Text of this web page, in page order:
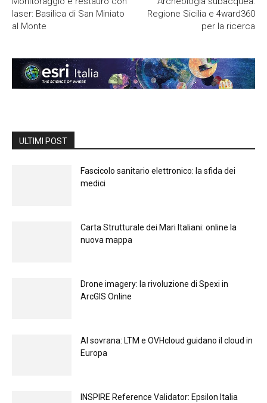
laser: Basilica di San Miniato
al Monte
Regione Sicilia e 4ward360
per la ricerca
ULTIMI POST
Fascicolo sanitario elettronico: la sfida dei
medici
Carta Strutturale dei Mari Italiani: online la
nuova mappa
Drone imagery: la rivoluzione di Spexi in
ArcGIS Online
Al sovrana: LTM е OVHcloud guidano il cloud in
Europа
INSPIRE Reference Validator: Epsilon Italia